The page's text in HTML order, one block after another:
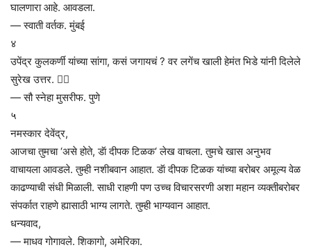
घालणारा आहे. आवडला.
— स्वाती वर्तक. मुंबई
४
उपेंद्र कुलकर्णी यांच्या सांगा, कसं जगायचं ? वर लगेंच खाली हेमंत भिडे यांनी दिलेले
सुरेख उत्तर. 👌🏻
— सौ स्नेहा मुसरीफ. पुणे
५
नमस्कार देवेंद्र,
आजचा तुमचा ‘असे होते, डॅा दीपक टिळक‘ लेख वाचला. तुमचे खास अनुभव
वाचायला आवडले. तुम्ही नशीबवान आहात. डॅा दीपक टिळक यांच्या बरोबर अमूल्य वेळ
काढण्याची संधी मिळाली. साधी राहणी पण उच्च विचारसरणी अशा महान व्यक्तीबरोबर
संपर्कात राहणे ह्यासाठी भाग्य लागते. तुम्ही भाग्यवान आहात.
धन्यवाद,
— माधव गोगावले. शिकागो, अमेरिका.